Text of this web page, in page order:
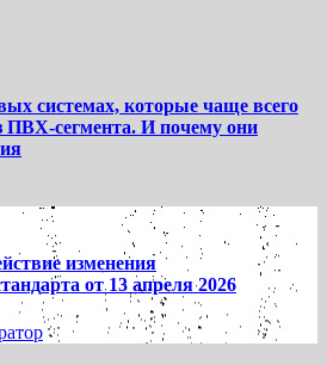
системах, которые чаще всего
ПВХ-сегмента. И почему они
изменения
от 13 апреля 2026